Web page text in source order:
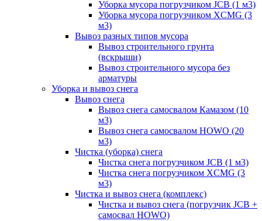
Уборка мусора погрузчиком JCB (1 м3)
Уборка мусора погрузчиком XCMG (3
м3)
Вывоз разных типов мусора
Вывоз строительного грунта
(вскрыши)
Вывоз строительного мусора без
арматуры
Уборка и вывоз снега
Вывоз снега
Вывоз снега самосвалом Камазом (10
м3)
Вывоз снега самосвалом HOWO (20
м3)
Чистка (уборка) снега
Чистка снега погрузчиком JCB (1 м3)
Чистка снега погрузчиком XCMG (3
м3)
Чистка и вывоз снега (комплекс)
Чистка и вывоз снега (погрузчик JCB +
самосвал HOWO)